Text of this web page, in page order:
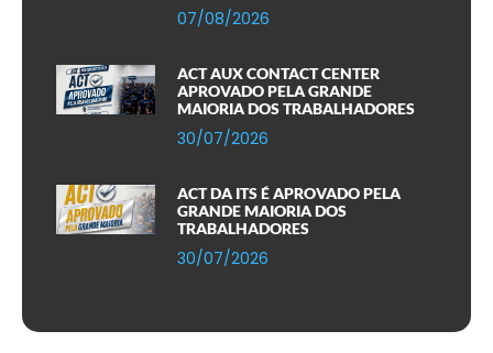
07/08/2026
ACT AUX CONTACT CENTER
APROVADO PELA GRANDE
MAIORIA DOS TRABALHADORES
30/07/2026
ACT DA ITS É APROVADO PELA
GRANDE MAIORIA DOS
TRABALHADORES
30/07/2026